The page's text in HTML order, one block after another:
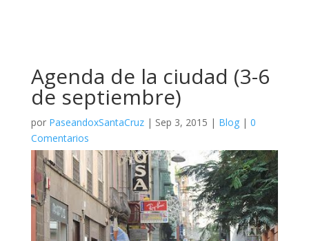
Agenda de la ciudad (3-6
de septiembre)
por PaseandoxSantaCruz| Sep 3, 2015 | Blog| 0
Comentarios